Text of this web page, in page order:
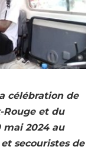
célébration de
Rouge et du
mai 2024 au
secouristes de